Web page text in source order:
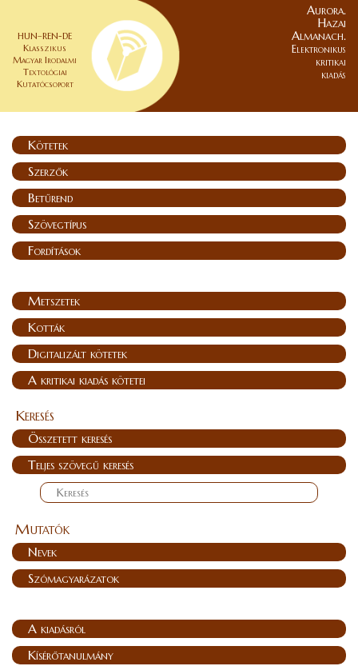
HUN–REN-DE
Klasszikus
Magyar Irodalmi
Textológiai
Kutatócsoport
Aurora.
Hazai
Almanach.
Elektronikus
kritikai
kiadás
Kötetek
Szerzők
Betűrend
Szövegtípus
Fordítások
Metszetek
Kották
Digitalizált kötetek
A kritikai kiadás kötetei
Keresés
Összetett keresés
Teljes szövegű keresés
Mutatók
Nevek
Szómagyarázatok
A kiadásról
Kísérőtanulmány